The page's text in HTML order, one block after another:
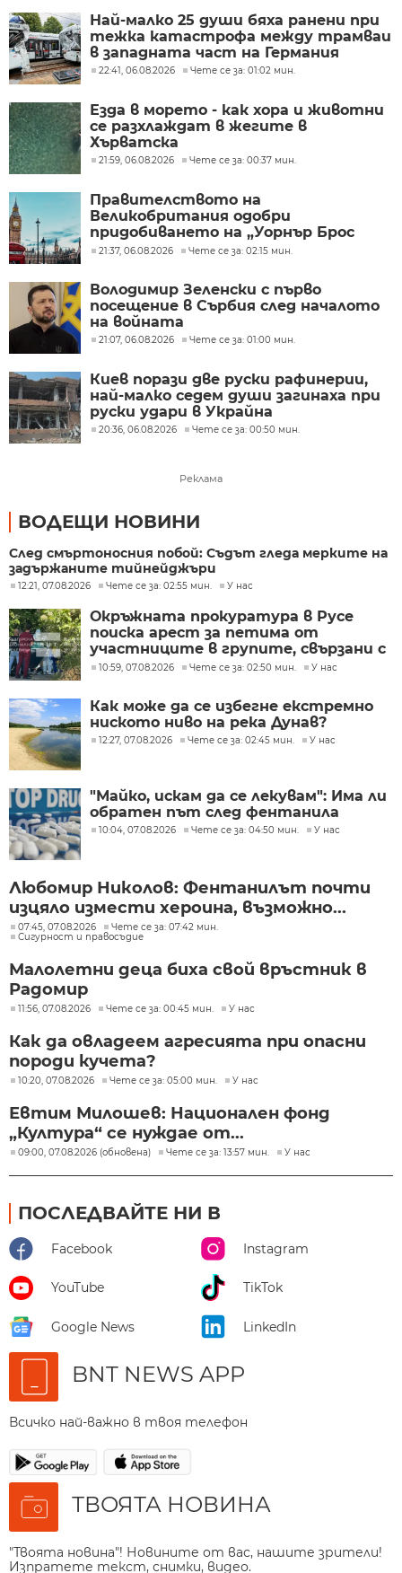
Най-малко 25 души бяха ранени при
тежка катастрофа между трамваи
в западната част на Германия
22:41, 06.08.2026 Чете се за: 01:02 мин.
Езда в морето - как хора и животни
се разхлаждат в жегите в
Хърватска
21:59, 06.08.2026 Чете се за: 00:37 мин.
Правителството на
Великобритания одобри
придобиването на „Уорнър Брос
Дискавъри“ от „Парамаунт“ за 110
21:37, 06.08.2026 Чете се за: 02:15 мин.
Володимир Зеленски с първо
посещение в Сърбия след началото
на войната
21:07, 06.08.2026 Чете се за: 01:00 мин.
Киев порази две руски рафинерии,
най-малко седем души загинаха при
руски удари в Украйна
20:36, 06.08.2026 Чете се за: 00:50 мин.
Реклама
ВОДЕЩИ НОВИНИ
След смъртоносния побой: Съдът гледа мерките на
задържаните тийнейджъри
12:21, 07.08.2026 Чете се за: 02:55 мин. У нас
Окръжната прокуратура в Русе
поиска арест за петима от
участниците в групите, свързани с
разбитата лаборатория за
10:59, 07.08.2026 Чете се за: 02:50 мин. У нас
Как може да се избегне екстремно
ниското ниво на река Дунав?
12:27, 07.08.2026 Чете се за: 02:45 мин. У нас
"Майко, искам да се лекувам": Има ли
обратен път след фентанила
10:04, 07.08.2026 Чете се за: 04:50 мин. У нас
Любомир Николов: Фентанилът почти
изцяло измести хероина, възможно...
07:45, 07.08.2026
Чете се за: 07:42 мин.
Сигурност и правосъдие
Малолетни деца биха свой връстник в
Радомир
11:56, 07.08.2026 Чете се за: 00:45 мин. У нас
Как да овладеем агресията при опасни
породи кучета?
10:20, 07.08.2026 Чете се за: 05:00 мин. У нас
Евтим Милошев: Национален фонд
„Култура“ се нуждае от...
09:00, 07.08.2026 (обновена) Чете се за: 13:57 мин. У нас
ПОСЛЕДВАЙТЕ НИ В
Facebook Instagram
YouTube TikTok
Google News LinkedIn
BNT NEWS APP
Всичко най-важно в твоя телефон
ТВОЯТА НОВИНА
"Твоята новина"! Новините от вас, нашите зрители!
Изпратете текст, снимки, видео.